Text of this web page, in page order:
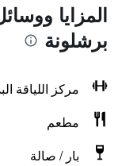
المزايا
برشلونة
مركز اللياقة
مطعم
بار / صالة